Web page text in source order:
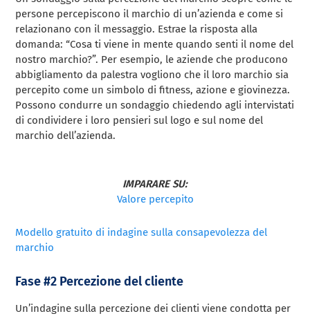
persone percepiscono il marchio di un’azienda e come si
relazionano con il messaggio. Estrae la risposta alla
domanda: “Cosa ti viene in mente quando senti il nome del
nostro marchio?”. Per esempio, le aziende che producono
abbigliamento da palestra vogliono che il loro marchio sia
percepito come un simbolo di fitness, azione e giovinezza.
Possono condurre un sondaggio chiedendo agli intervistati
di condividere i loro pensieri sul logo e sul nome del
marchio dell’azienda.
IMPARARE SU:
Valore percepito
Modello gratuito di indagine sulla consapevolezza del
marchio
Fase #2 Percezione del cliente
Un’indagine sulla percezione dei clienti viene condotta per